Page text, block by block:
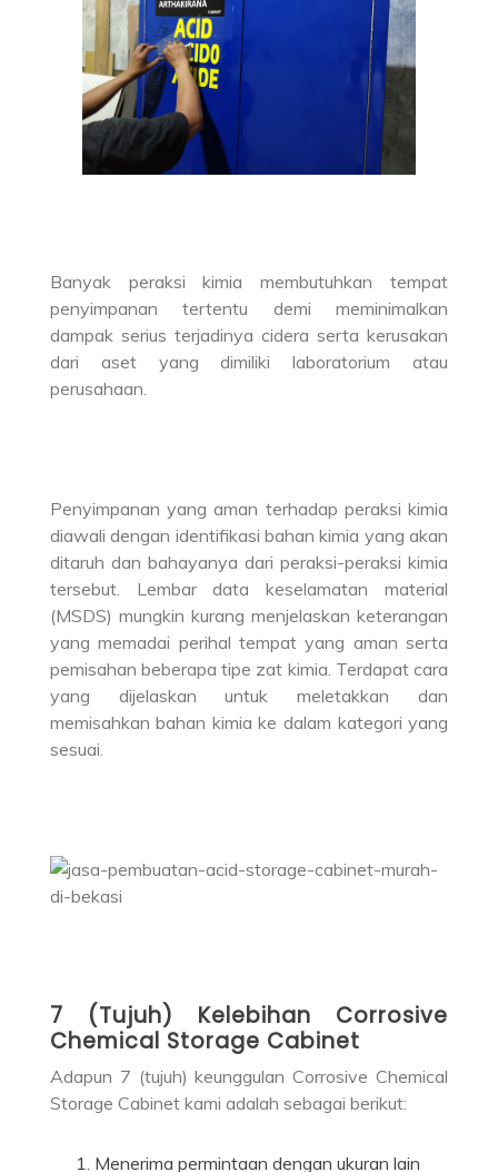
Banyak peraksi kimia membutuhkan tempat
penyimpanan tertentu demi meminimalkan
dampak serius terjadinya cidera serta kerusakan
dari aset yang dimiliki laboratorium atau
perusahaan.
Penyimpanan yang aman terhadap peraksi kimia
diawali dengan identifikasi bahan kimia yang akan
ditaruh dan bahayanya dari peraksi-peraksi kimia
tersebut. Lembar data keselamatan material
(MSDS) mungkin kurang menjelaskan keterangan
yang memadai perihal tempat yang aman serta
pemisahan beberapa tipe zat kimia. Terdapat cara
yang dijelaskan untuk meletakkan dan
memisahkan bahan kimia ke dalam kategori yang
sesuai.
7 (Tujuh) Kelebihan Corrosive
Chemical Storage Cabinet
Adapun 7 (tujuh) keunggulan Corrosive Chemical
Storage Cabinet kami adalah sebagai berikut:
Menerima permintaan dengan ukuran lain